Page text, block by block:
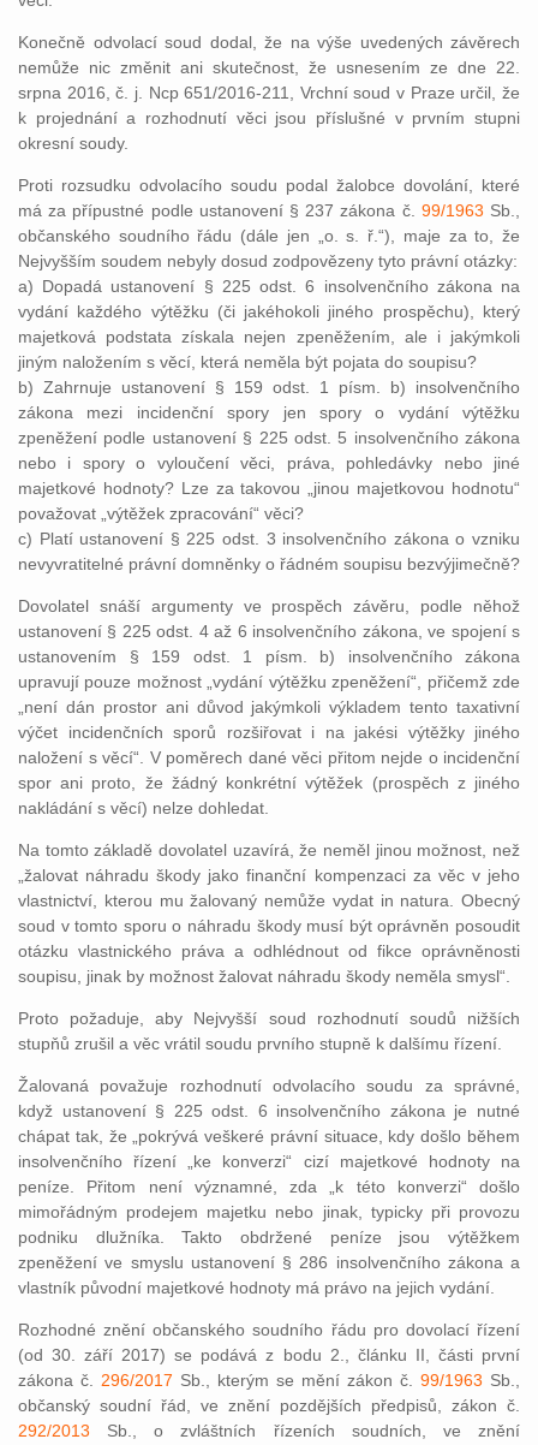
Konečně odvolací soud dodal, že na výše uvedených závěrech
nemůže nic změnit ani skutečnost, že usnesením ze dne 22.
srpna 2016, č. j. Ncp 651/2016-211, Vrchní soud v Praze určil, že
k projednání a rozhodnutí věci jsou příslušné v prvním stupni
okresní soudy.
Proti rozsudku odvolacího soudu podal žalobce dovolání, které
má za přípustné podle ustanovení § 237 zákona č. 99/1963 Sb.,
občanského soudního řádu (dále jen „o. s. ř.“), maje za to, že
Nejvyšším soudem nebyly dosud zodpovězeny tyto právní otázky:
a) Dopadá ustanovení § 225 odst. 6 insolvenčního zákona na
vydání každého výtěžku (či jakéhokoli jiného prospěchu), který
majetková podstata získala nejen zpeněžením, ale i jakýmkoli
jiným naložením s věcí, která neměla být pojata do soupisu?
b) Zahrnuje ustanovení § 159 odst. 1 písm. b) insolvenčního
zákona mezi incidenční spory jen spory o vydání výtěžku
zpeněžení podle ustanovení § 225 odst. 5 insolvenčního zákona
nebo i spory o vyloučení věci, práva, pohledávky nebo jiné
majetkové hodnoty? Lze za takovou „jinou majetkovou hodnotu“
považovat „výtěžek zpracování“ věci?
c) Platí ustanovení § 225 odst. 3 insolvenčního zákona o vzniku
nevyvratitelné právní domněnky o řádném soupisu bezvýjimečně?
Dovolatel snáší argumenty ve prospěch závěru, podle něhož
ustanovení § 225 odst. 4 až 6 insolvenčního zákona, ve spojení s
ustanovením § 159 odst. 1 písm. b) insolvenčního zákona
upravují pouze možnost „vydání výtěžku zpeněžení“, přičemž zde
„není dán prostor ani důvod jakýmkoli výkladem tento taxativní
výčet incidenčních sporů rozšiřovat i na jakési výtěžky jiného
naložení s věcí“. V poměrech dané věci přitom nejde o incidenční
spor ani proto, že žádný konkrétní výtěžek (prospěch z jiného
nakládání s věcí) nelze dohledat.
Na tomto základě dovolatel uzavírá, že neměl jinou možnost, než
„žalovat náhradu škody jako finanční kompenzaci za věc v jeho
vlastnictví, kterou mu žalovaný nemůže vydat in natura. Obecný
soud v tomto sporu o náhradu škody musí být oprávněn posoudit
otázku vlastnického práva a odhlédnout od fikce oprávněnosti
soupisu, jinak by možnost žalovat náhradu škody neměla smysl“.
Proto požaduje, aby Nejvyšší soud rozhodnutí soudů nižších
stupňů zrušil a věc vrátil soudu prvního stupně k dalšímu řízení.
Žalovaná považuje rozhodnutí odvolacího soudu za správné,
když ustanovení § 225 odst. 6 insolvenčního zákona je nutné
chápat tak, že „pokrývá veškeré právní situace, kdy došlo během
insolvenčního řízení „ke konverzi“ cizí majetkové hodnoty na
peníze. Přitom není významné, zda „k této konverzi“ došlo
mimořádným prodejem majetku nebo jinak, typicky při provozu
podniku dlužníka. Takto obdržené peníze jsou výtěžkem
zpeněžení ve smyslu ustanovení § 286 insolvenčního zákona a
vlastník původní majetkové hodnoty má právo na jejich vydání.
Rozhodné znění občanského soudního řádu pro dovolací řízení
(od 30. září 2017) se podává z bodu 2., článku II, části první
zákona č. 296/2017 Sb., kterým se mění zákon č. 99/1963 Sb.,
občanský soudní řád, ve znění pozdějších předpisů, zákon č.
292/2013 Sb., o zvláštních řízeních soudních, ve znění